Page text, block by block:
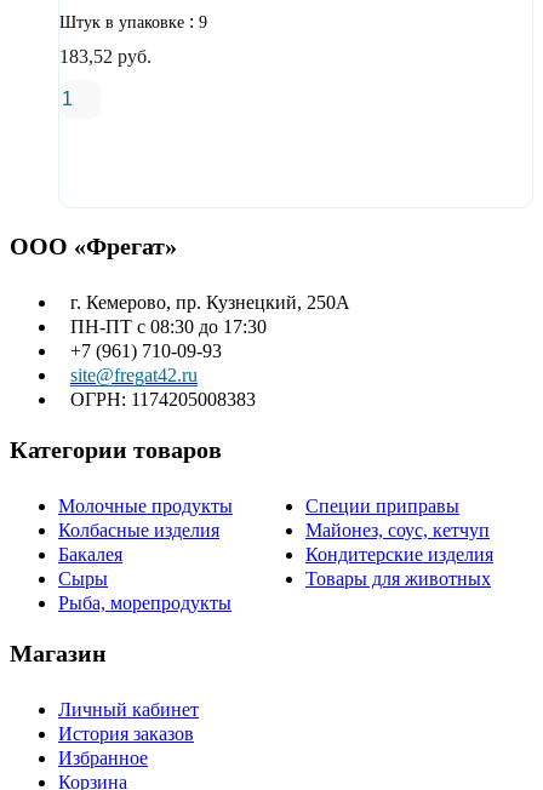
Штук в упаковке : 9
183,52 руб.
ООО «Фрегат»
г. Кемерово, пр. Кузнецкий, 250А
ПН-ПТ с 08:30 до 17:30
+7 (961) 710-09-93
site@fregat42.ru
ОГРН: 1174205008383
Категории товаров
Молочные продукты
Колбасные изделия
Бакалея
Сыры
Рыба, морепродукты
Специи приправы
Майонез, соус, кетчуп
Кондитерские изделия
Товары для животных
Магазин
Личный кабинет
История заказов
Избранное
Корзина